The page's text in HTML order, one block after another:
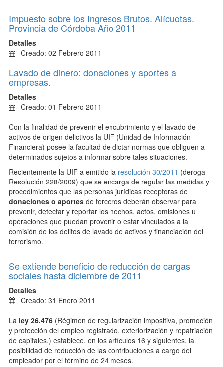
Impuesto sobre los Ingresos Brutos. Alícuotas.
Provincia de Córdoba Año 2011
Detalles
Creado: 02 Febrero 2011
Lavado de dinero: donaciones y aportes a
empresas.
Detalles
Creado: 01 Febrero 2011
Con la finalidad de prevenir el encubrimiento y el lavado de
activos de origen delictivos la UIF (Unidad de Información
Financiera) posee la facultad de dictar normas que obliguen a
determinados sujetos a informar sobre tales situaciones.
Recientemente la UIF a emitido la resolución 30/2011 (deroga
Resolución 228/2009) que se encarga de regular las medidas y
procedimientos que las personas jurídicas receptoras de
donaciones o aportes de terceros deberán observar para
prevenir, detectar y reportar los hechos, actos, omisiones u
operaciones que puedan provenir o estar vinculados a la
comisión de los delitos de lavado de activos y financiación del
terrorismo.
Se extiende beneficio de reducción de cargas
sociales hasta diciembre de 2011
Detalles
Creado: 31 Enero 2011
La ley 26.476 (Régimen de regularización impositiva, promoción
y protección del empleo registrado, exteriorización y repatriación
de capitales.) establece, en los artículos 16 y siguientes, la
posibilidad de reducción de las contribuciones a cargo del
empleador por el término de 24 meses.